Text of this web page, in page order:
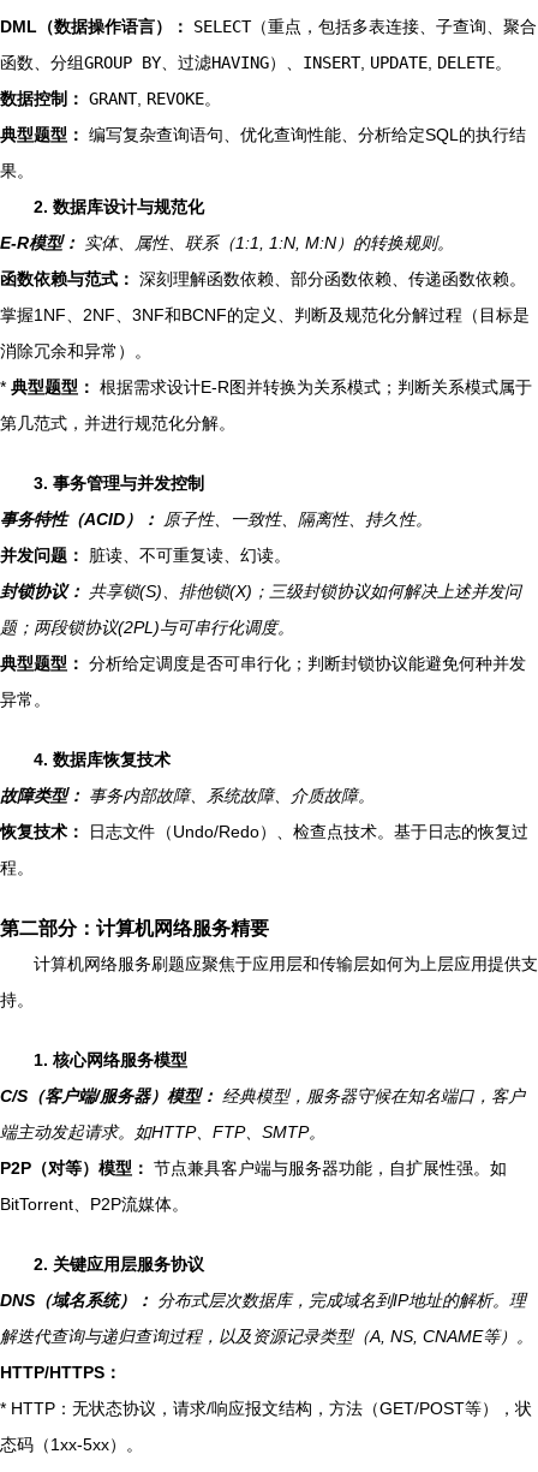
DML（数据操作语言）： SELECT（重点，包括多表连接、子查询、聚合
函数、分组GROUP BY 、过滤HAVING）、 INSERT, UPDATE DELETE。
数据控制： GRANT, REVOKE。
典型题型： 编写复杂查询语句、优化查询性能、分析给定SQL的执行结
果。
2. 数据库设计与规范化
E-R模型： 实体、属性、联系（1:1, 1:N, M:N）的转换规则。
函数依赖与范式： 深刻理解函数依赖、部分函数依赖、传递函数依赖。
掌握1NF、2NF、3NF和BCNF的定义、判断及规范化分解过程（目标是
消除冗余和异常）。
* 典型题型： 根据需求设计E-R图并转换为关系模式；判断关系模式属于
第几范式，并进行规范化分解。
3. 事务管理与并发控制
事务特性（ACID）：
原子性、一致性、隔离性、持久性。
并发问题：
脏读、不可重复读、幻读。
封锁协议： 共享锁(S)、排他锁(X)；三级封锁协议如何解决上述并发问
题；两段锁协议(2PL)与可串行化调度。
典型题型： 分析给定调度是否可串行化；判断封锁协议能避免何种并发
异常。
4. 数据库恢复技术
故障类型： 事务内部故障、系统故障、介质故障。
恢复技术：
日志文件（Undo/Redo）、检查点技术。基于日志的恢复过
程。
第二部分：计算机网络服务精要
计算机网络服务刷题应聚焦于应用层和传输层如何为上层应用提供支
持。
1. 核心网络服务模型
C/S（客户端/服务器）模型： 经典模型，服务器守候在知名端口，客户
端主动发起请求。如HTTP、FTP、SMTP。
P2P（对等）模型： 节点兼具客户端与服务器功能，自扩展性强。如
BitTorrent、P2P流媒体。
2. 关键应用层服务协议
DNS（域名系统）： 分布式层次数据库，完成域名到IP地址的解析。理
解迭代查询与递归查询过程，以及资源记录类型（A, NS, CNAME等）。
HTTP/HTTPS：
* HTTP：无状态协议，请求/响应报文结构，方法（GET/POST等），状
态码（1xx-5xx）。